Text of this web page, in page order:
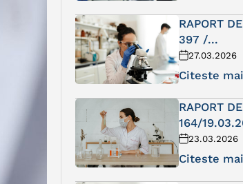
RAPORT
397 /...
27.03.2026
Citeste
RAPORT
164/
23.03.2026
Citeste